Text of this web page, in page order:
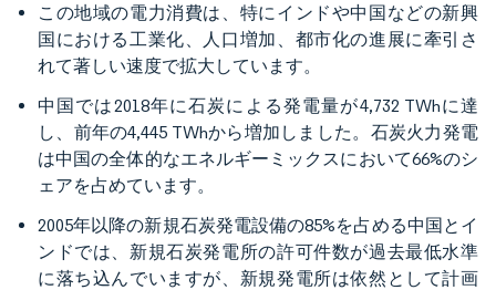
この地域の電力消費は、特にインドや中国などの新興
国における工業化、人口増加、都市化の進展に牽引さ
れて著しい速度で拡大しています。
中国では2018年に石炭による発電量が4,732 TWhに達
し、前年の4,445 TWhから増加しました。石炭火力発電
は中国の全体的なエネルギーミックスにおいて66%のシ
ェアを占めています。
2005年以降の新規石炭発電設備の85%を占める中国とイ
ンドでは、新規石炭発電所の許可件数が過去最低水準
に落ち込んでいますが、新規発電所は依然として計画